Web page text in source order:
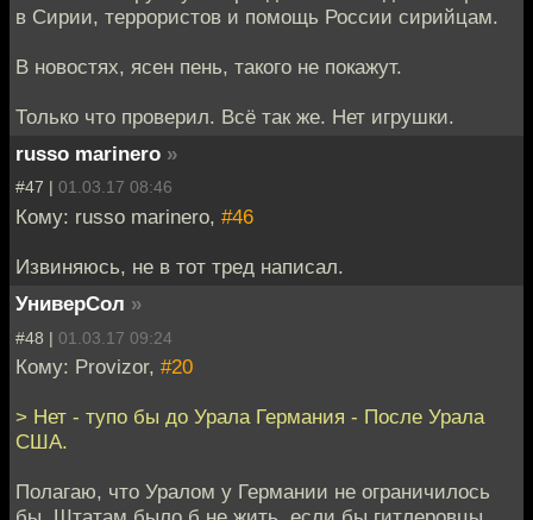
в Сирии, террористов и помощь России сирийцам.
В новостях, ясен пень, такого не покажут.
Только что проверил. Всё так же. Нет игрушки.
russo marinero »
#47 | 01.03.17 08:46
Кому: russo marinero, #46
Извиняюсь, не в тот тред написал.
УниверСол »
#48 | 01.03.17 09:24
Кому: Provizor, #20
> Нет - тупо бы до Урала Германия - После Урала
США.
Полагаю, что Уралом у Германии не ограничилось